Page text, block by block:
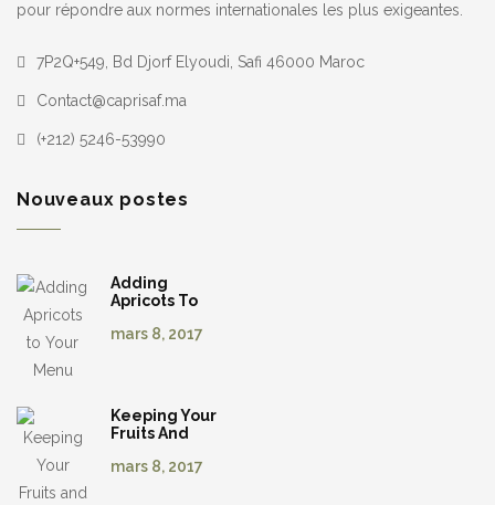
pour répondre aux normes internationales les plus exigeantes.
7P2Q+549, Bd Djorf Elyoudi, Safi 46000 Maroc
Contact@caprisaf.ma
(+212) 5246-53990
Nouveaux postes
Adding
Apricots To
mars 8, 2017
Keeping Your
Fruits And
mars 8, 2017